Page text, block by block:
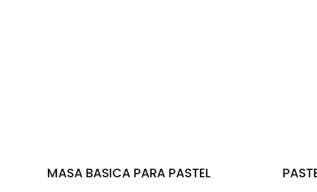
MASA BASICA PARA PASTEL